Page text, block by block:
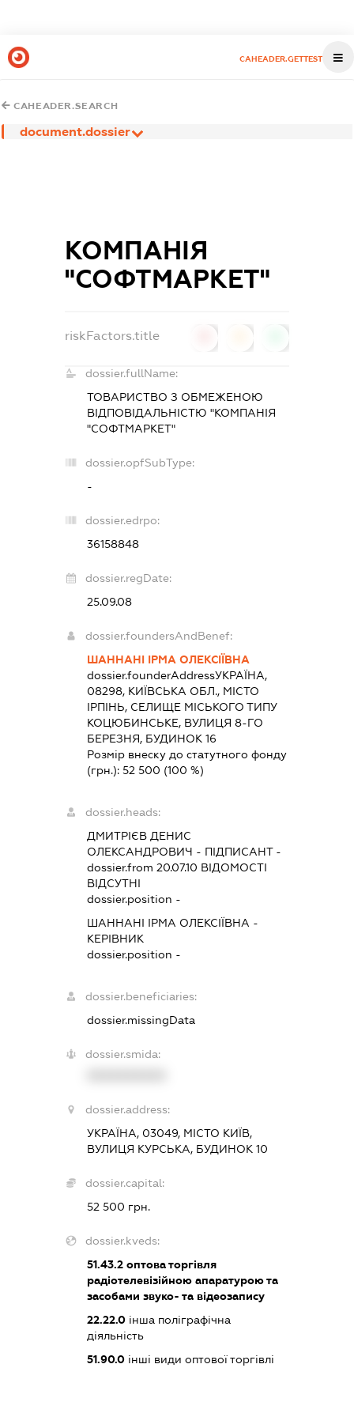
CAHEADER.GETTEST
CAHEADER.SEARCH
document.dossier
КОМПАНІЯ
"СОФТМАРКЕТ"
riskFactors.title
dossier.fullName:
ТОВАРИСТВО З ОБМЕЖЕНОЮ
ВІДПОВІДАЛЬНІСТЮ "КОМПАНІЯ
"СОФТМАРКЕТ"
dossier.opfSubType:
-
dossier.edrpo:
36158848
dossier.regDate:
25.09.08
dossier.foundersAndBenef:
ШАННАНІ ІРМА ОЛЕКСІЇВНА
dossier.founderAddressУКРАЇНА,
08298, КИЇВСЬКА ОБЛ., МІСТО
ІРПІНЬ, СЕЛИЩЕ МІСЬКОГО ТИПУ
КОЦЮБИНСЬКЕ, ВУЛИЦЯ 8-ГО
БЕРЕЗНЯ, БУДИНОК 16
Розмір внеску до статутного фонду
(грн.): 52 500 (100 %)
dossier.heads:
ДМИТРІЄВ ДЕНИС
ОЛЕКСАНДРОВИЧ - ПІДПИСАНТ-
dossier.from 20.07.10 ВІДОМОСТІ
ВІДСУТНІ
dossier.position -
ШАННАНІ ІРМА ОЛЕКСІЇВНА -
КЕРІВНИК
dossier.position -
dossier.beneficiaries:
dossier.missingData
dossier.smida:
dossier.address:
УКРАЇНА, 03049, МІСТО КИЇВ,
ВУЛИЦЯ КУРСЬКА, БУДИНОК 10
dossier.capital:
52 500 грн.
dossier.kveds:
51.43.2оптова торгівля
радіотелевізійною апаратурою та
засобами звуко- та відеозапису
22.22.0інша поліграфічна
діяльність
51.90.0інші види оптової торгівлі